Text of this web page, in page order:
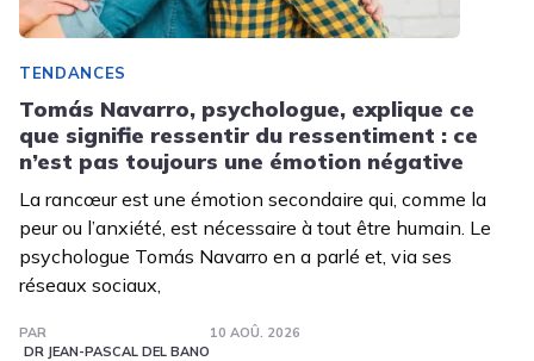
TENDANCES
Tomás Navarro, psychologue, explique ce
que signifie ressentir du ressentiment : ce
n’est pas toujours une émotion négative
La rancœur est une émotion secondaire qui, comme la
peur ou l’anxiété, est nécessaire à tout être humain. Le
psychologue Tomás Navarro en a parlé et, via ses
réseaux sociaux,
PAR
DR JEAN-PASCAL DEL BANO
10 AOÛ. 2026